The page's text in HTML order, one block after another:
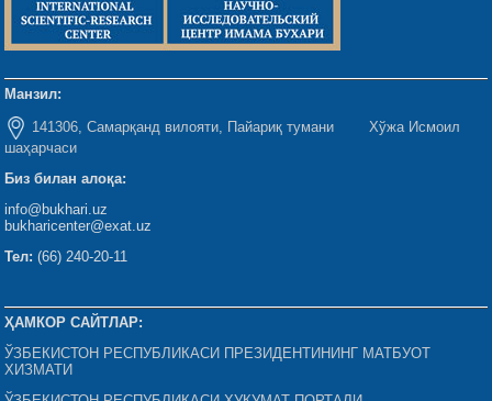
Манзил:
141306, Самарқанд вилояти, Пайариқ тумани Хўжа Исмоил
шаҳарчаси
Биз билан алоқа:
info@bukhari.uz
bukharicenter@exat.uz
Тел: (66) 240-20-11
ҲАМКОР САЙТЛАР:
ЎЗБЕКИСТОН РЕСПУБЛИКАСИ ПРЕЗИДЕНТИНИНГ МАТБУОТ
ХИЗМАТИ